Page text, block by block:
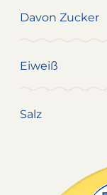
Davon Zucker
Eiweiß
Salz